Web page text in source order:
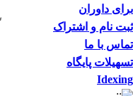
برای داوران
ثبت نام و اشتراک
تماس با ما
تسهیلات پایگاه
Idexing